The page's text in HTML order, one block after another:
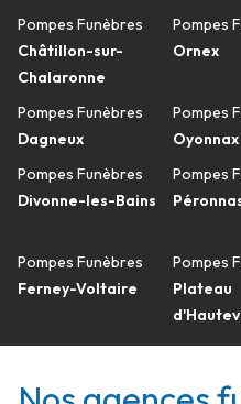
Pompes Funèbres
Châtillon-sur-
Chalaronne
Pompes Funèbres
Dagneux
Pompes Funèbres
Divonne-les-Bains
Pompes Funèbres
Ferney-Voltaire
Pompes
Ornex
Pompes
Oyonnax
Pompes
Pompes
Plateau